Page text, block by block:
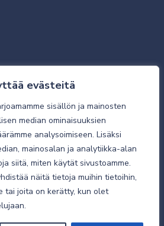
evästeitä
sisällön ja mainosten
median ominaisuuksien
analysoimiseen. Lisäksi
mainosalan ja analytiikka-alan
siitä, miten käytät sivustoamme.
näitä tietoja muihin tietoihin,
tai joita on kerätty, kun olet
ehdot